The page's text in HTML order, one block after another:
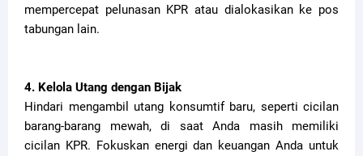
mempercepat pelunasan KPR atau dialokasikan ke pos
tabungan lain.
4. Kelola Utang dengan Bijak
Hindari mengambil utang konsumtif baru, seperti cicilan
barang-barang mewah, di saat Anda masih memiliki
cicilan KPR. Fokuskan energi dan keuangan Anda untuk